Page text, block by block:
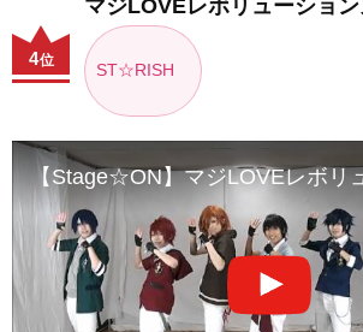
マジLOVEレボリューショ
ST☆RISH
4位
【Stage☆ON】マジLOVEレボリ